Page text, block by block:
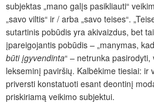
subjektas „mano galįs pasikliauti“
„savo viltis“ ir / arba „savo teises“.
sutartinis pobūdis yra akivaizdus, bet
įpareigojantis pobūdis – „manymas,
būti įgyvendinta“ – netrunka
lekseminį paviršių. Kalbėkime tiesiai: ir
priversti konstatuoti esant deontinį
priskiriamą veikimo subjektui.